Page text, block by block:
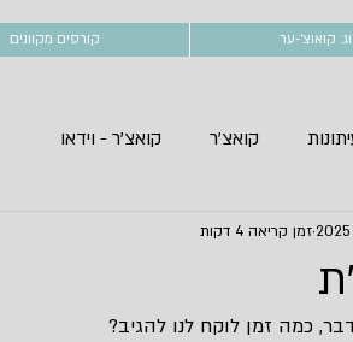
קורסים מקוונים קואוצ'-ער
קואצ'ר קואצ'ר - וידאו
זמן קריאה 4 דקות
כמה זמן לוקח לנו להגיב?